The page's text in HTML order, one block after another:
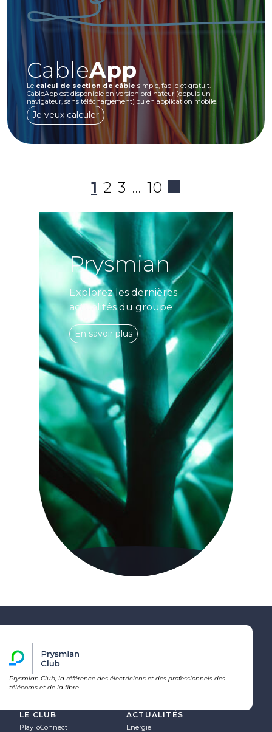
CableApp
Le calcul de section de câble simple, facile et gratuit.
CableApp est disponible en version ordinateur (depuis un
navigateur, sans téléchargement) ou en application mobile.
Je veux calculer
1 2 3 … 10
Prysmian
Explorez les dernières
actualités du groupe
En savoir plus
Prysmian Club, la référence des électriciens et des professionnels des
télécoms et de la fibre.
LE CLUB
PlayToConnect
ACTUALITÉS
Energie